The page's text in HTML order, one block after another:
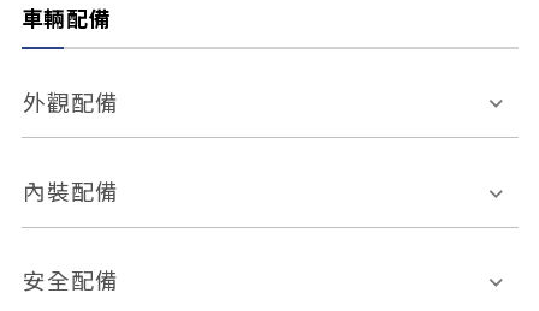
車輛配備
外觀配備
電動天窗
後視鏡方向指示燈
內裝配備
多功能方向盤
安全配備